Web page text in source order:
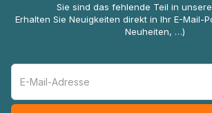
Sie sind das fehlende Teil in
Erhalten Sie Neuigkeiten direkt in Ihr E-Mail-
Neuheiten, …)